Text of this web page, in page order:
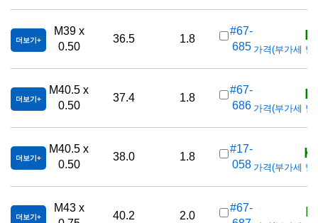
더보기
M39 x
0.50
36.5 1.8
#67-
685 가격(부가세 별
더보기
M40.5 x
0.50
37.4 1.8
#67-
686 가격(부가세 별
더보기
M40.5 x
0.50
38.0 1.8
#17-
058 가격(부가세 별
더보기
M43 x
40.2 2.0
#67-